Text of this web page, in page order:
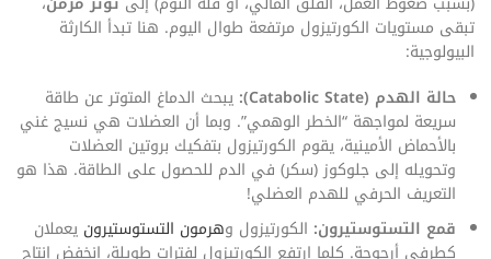
تبقى مستويات الكورتيزول مرتفعة طوال اليوم. هنا تبدأ الكارثة
البيولوجية:
حالة الهدم (Catabolic State):
يبحث الدماغ المتوتر عن طاقة
سريعة لمواجهة “الخطر الوهمي”. وبما أن العضلات هي نسيج غني
بالأحماض الأمينية، يقوم الكورتيزول بتفكيك بروتين العضلات
وتحويله إلى جلوكوز (سكر) في الدم للحصول على الطاقة. هذا هو
التعريف الحرفي للهدم العضلي!
قمع التستوستيرون: الكورتيزول وهرمون التستوستيرون يعملان